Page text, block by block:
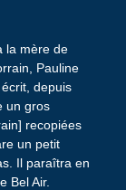
la mère de
Pauline
depuis
un gros
recopiées
un petit
Il paraîtra en
Bel Air.